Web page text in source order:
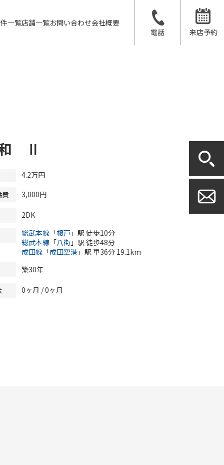
一覧店舗一覧お問い合わせ会社概要
電話
来店予約
和 Ⅱ
4.2万円
費 3,000円
2DK
総武本線 「榎戸 」駅 徒歩10分
総武本線 「八街 」駅 徒歩48分
成田線 「成田空港 」駅 車36分 19.1km
築30年
0ヶ月 /0ヶ月